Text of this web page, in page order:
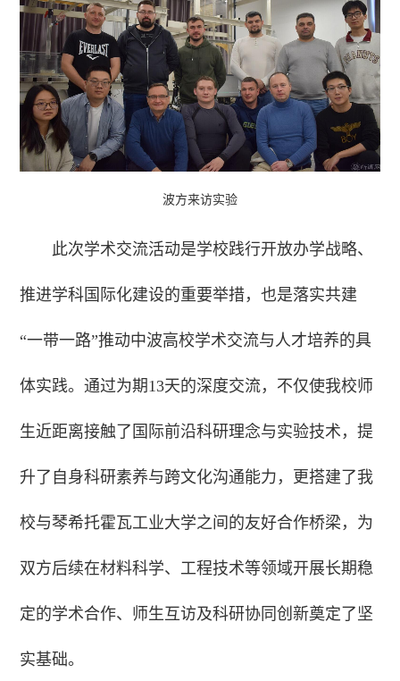
波方来访实验
此次学术交流活动是学校践行开放办学战略、
推进学科国际化建设的重要举措，也是落实共建
“一带一路”推动中波高校学术交流与人才培养的具
体实践。通过为期13天的深度交流，不仅使我校师
生近距离接触了国际前沿科研理念与实验技术，提
升了自身科研素养与跨文化沟通能力，更搭建了我
校与琴希托霍瓦工业大学之间的友好合作桥梁，为
双方后续在材料科学、工程技术等领域开展长期稳
定的学术合作、师生互访及科研协同创新奠定了坚
实基础。